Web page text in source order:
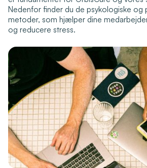
Nedenfor finder du de psykologiske og
metoder, som hjælper dine
og reducere stress.